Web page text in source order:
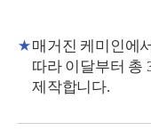
매거진 케미인에
따라 이달부터 총
제작합니다.